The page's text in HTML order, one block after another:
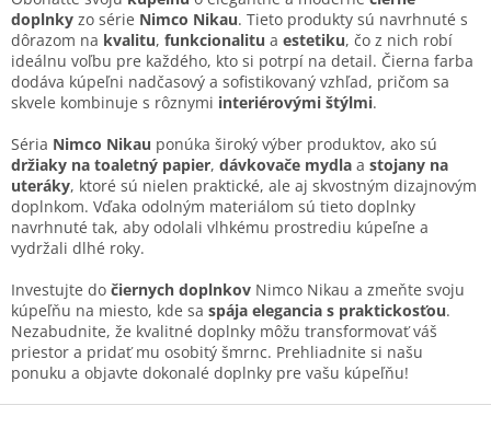
á
d
a
c
i
p
r
v
k
y
p
i
s
u
doplnky zo série Nimco Nikau. Tieto produkty sú navrhnuté s
dôrazom na kvalitu, funkcionalitu a estetiku, čo z nich robí
ideálnu voľbu pre každého, kto si potrpí na detail. Čierna farba
dodáva kúpeľni nadčasový a sofistikovaný vzhľad, pričom sa
skvele kombinuje s rôznymi interiérovými štýlmi.
Séria Nimco Nikau ponúka široký výber produktov, ako sú
držiaky na toaletný papier, dávkovače mydla a stojany na
uteráky, ktoré sú nielen praktické, ale aj skvostným dizajnovým
doplnkom. Vďaka odolným materiálom sú tieto doplnky
navrhnuté tak, aby odolali vlhkému prostrediu kúpeľne a
vydržali dlhé roky.
Investujte do čiernych doplnkov Nimco Nikau a zmeňte svoju
kúpeľňu na miesto, kde sa spája elegancia s praktickosťou.
Nezabudnite, že kvalitné doplnky môžu transformovať váš
priestor a pridať mu osobitý šmrnc. Prehliadnite si našu
ponuku a objavte dokonalé doplnky pre vašu kúpeľňu!
Z